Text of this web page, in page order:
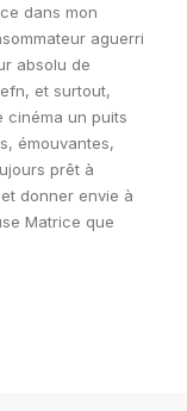
dans mon
aguerri
absolu de
et surtout,
cinéma un puits
émouvantes,
prêt à
donner envie à
Matrice que